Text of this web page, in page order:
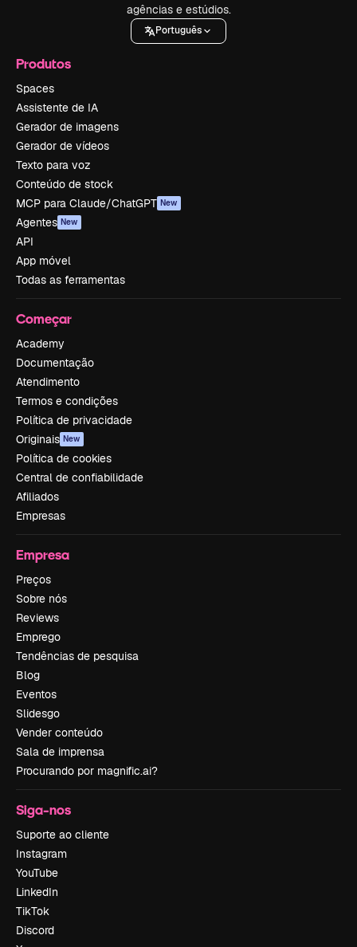
agências e estúdios.
Português
Produtos
Spaces
Assistente de IA
Gerador de imagens
Gerador de vídeos
Texto para voz
Conteúdo de stock
MCP para Claude/ChatGPT New
Agentes New
API
App móvel
Todas as ferramentas
Começar
Academy
Documentação
Atendimento
Termos e condições
Política de privacidade
Originais New
Política de cookies
Central de confiabilidade
Afiliados
Empresas
Empresa
Preços
Sobre nós
Reviews
Emprego
Tendências de pesquisa
Blog
Eventos
Slidesgo
Vender conteúdo
Sala de imprensa
Procurando por magnific.ai?
Siga-nos
Suporte ao cliente
Instagram
YouTube
LinkedIn
TikTok
Discord